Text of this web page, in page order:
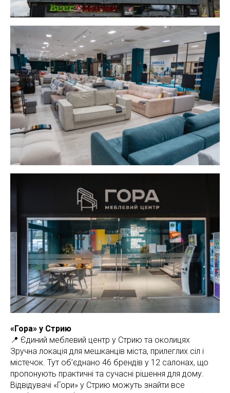
«Гора» у Стрию
📍 Єдиний меблевий центр у Стрию та околицях
Зручна локація для мешканців міста, прилеглих сіл і
містечок. Тут об’єднано 46 брендів у 12 салонах, що
пропонують практичні та сучасні рішення для дому.
Відвідувачі «Гори» у Стрию можуть знайти все